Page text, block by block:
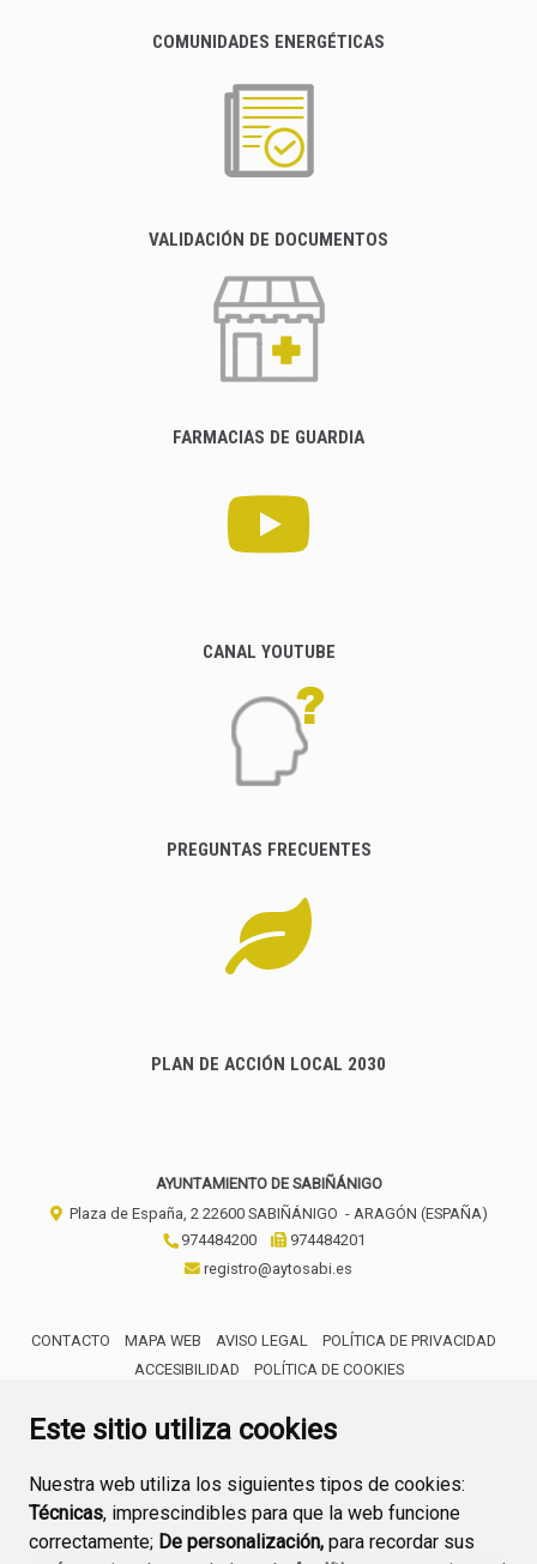
Este sitio utiliza cookies
Nuestra web utiliza los siguientes tipos de cookies:
Técnicas, imprescindibles para que la web funcione
correctamente; De personalización, para recordar sus
COMUNIDADES ENERGÉTICAS
VALIDACIÓN DE DOCUMENTOS
FARMACIAS DE GUARDIA
CANAL YOUTUBE
PREGUNTAS FRECUENTES
PLAN DE ACCIÓN LOCAL 2030
AYUNTAMIENTO DE SABIÑÁNIGO
Plaza de España, 2 22600 SABIÑÁNIGO - ARAGÓN (ESPAÑA)
974484200
974484201
registro@aytosabi.es
CONTACTO MAPA WEB AVISO LEGAL
POLÍTICA DE PRIVACIDAD
ACCESIBILIDAD
POLÍTICA DE COOKIES